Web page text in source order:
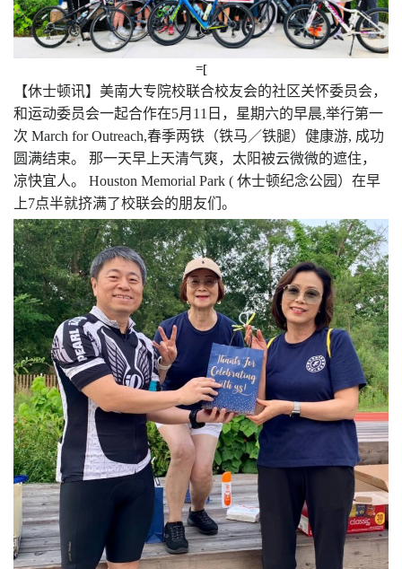
=[
【休士顿讯】美南大专院校联合校友会的社区关怀委员会，
和运动委员会一起合作在5月 11 日，星期六的早晨,举行第一
次 March for Outreach,春季两铁（铁马／铁腿）健康游, 成功
圆满结束。
那一天早上天清气爽，太阳被云微微的遮住，
凉快宜人。
Houston Memorial Park ( 休士顿纪念公园）在早
上7点半就挤满了校联会的朋友们。